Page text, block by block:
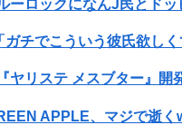
APPLE、マジで逝